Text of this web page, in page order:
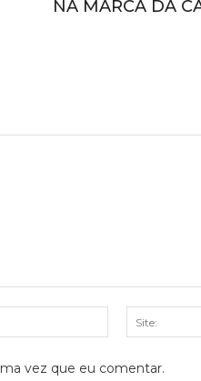
NA MARCA DA
mail:*
vez que eu comentar.